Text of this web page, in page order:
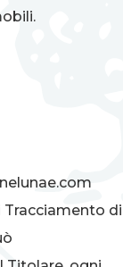
Tracciamento di